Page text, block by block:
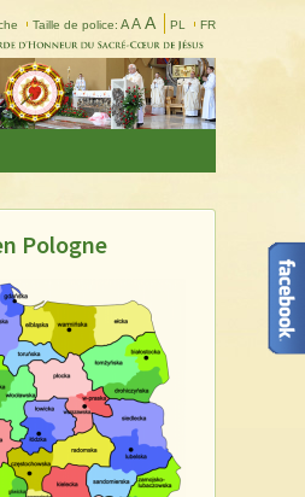
Taille de police: A A A PL FR
Pologne